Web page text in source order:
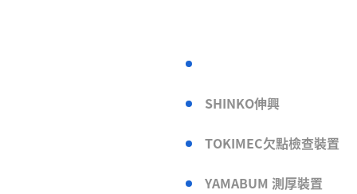
SHINKO伸興
TOKIMEC欠點檢查裝置
YAMABUM 測厚裝置